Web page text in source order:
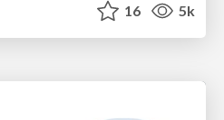
16 5k